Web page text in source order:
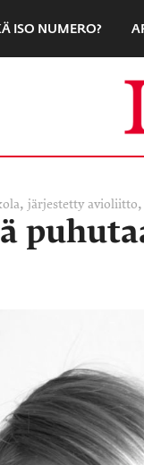
ISO NUMERO?
, järjestetty avioliitto,